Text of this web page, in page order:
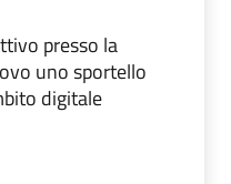
presso la
uno sportello
digitale